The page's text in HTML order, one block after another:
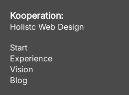
Kooperation:
Holistc Web Design
Start
Experience
Vision
Blog